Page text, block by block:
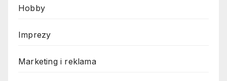
Hobby
Imprezy
Marketing i reklama